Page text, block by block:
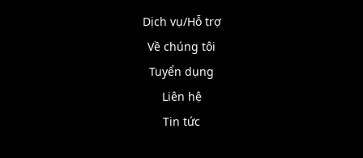
Dịch vụ/Hỗ trợ
Về chúng tôi
Tuyển dụng
Liên hệ
Tin tức